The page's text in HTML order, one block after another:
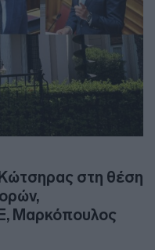
στη θέση
Μαρκόπουλος